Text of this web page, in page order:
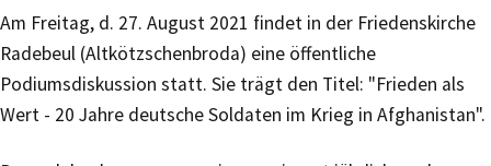
Am Freitag, d. 27. August 2021 findet in der Friedenskirche
Radebeul (Altkötzschenbroda) eine öffentliche
Podiumsdiskussion statt. Sie trägt den Titel: "Frieden als
Wert - 20 Jahre deutsche Soldaten im Krieg in Afghanistan".